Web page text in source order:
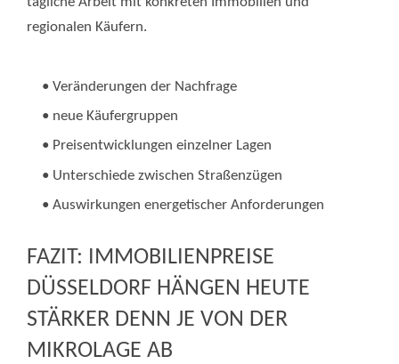
regionalen Käufern.
• Veränderungen der Nachfrage
• neue Käufergruppen
• Preisentwicklungen einzelner Lagen
• Unterschiede zwischen Straßenzügen
• Auswirkungen energetischer Anforderungen
FAZIT: IMMOBILIENPREISE
DÜSSELDORF HÄNGEN HEUTE
STÄRKER DENN JE VON DER
MIKROLAGE AB